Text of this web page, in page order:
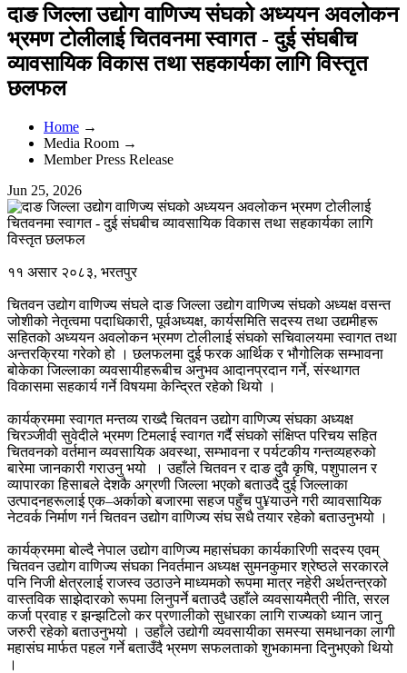
दाङ जिल्ला उद्योग वाणिज्य संघको अध्ययन अवलोकन
भ्रमण टोलीलाई चितवनमा स्वागत - दुई संघबीच
व्यावसायिक विकास तथा सहकार्यका लागि विस्तृत
छलफल
Home →
Media Room →
Member Press Release
Jun 25, 2026
११ असार २०८३, भरतपुर
चितवन उद्योग वाणिज्य संघले दाङ जिल्ला उद्योग वाणिज्य संघको अध्यक्ष वसन्त
जोशीको नेतृत्वमा पदाधिकारी, पूर्वअध्यक्ष, कार्यसमिति सदस्य तथा उद्यमीहरू
सहितको अध्ययन अवलोकन भ्रमण टोलीलाई संघको सचिवालयमा स्वागत तथा
अन्तरक्रिया गरेको हो । छलफलमा दुई फरक आर्थिक र भौगोलिक सम्भावना
बोकेका जिल्लाका व्यवसायीहरूबीच अनुभव आदानप्रदान गर्ने, संस्थागत
विकासमा सहकार्य गर्ने विषयमा केन्द्रित रहेको थियो ।
कार्यक्रममा स्वागत मन्तव्य राख्दै चितवन उद्योग वाणिज्य संघका अध्यक्ष
चिरञ्जीवी सुवेदीले भ्रमण टिमलाई स्वागत गर्दै संघको संक्षिप्त परिचय सहित
चितवनको वर्तमान व्यवसायिक अवस्था, सम्भावना र पर्यटकीय गन्तव्यहरुको
बारेमा जानकारी गराउनु भयो । उहाँले चितवन र दाङ दुवै कृषि, पशुपालन र
व्यापारका हिसाबले देशकै अग्रणी जिल्ला भएको बताउदै दुई जिल्लाका
उत्पादनहरूलाई एक–अर्काको बजारमा सहज पहुँच पु¥याउने गरी व्यावसायिक
नेटवर्क निर्माण गर्न चितवन उद्योग वाणिज्य संघ सधै तयार रहेको बताउनुभयो ।
कार्यक्रममा बोल्दै नेपाल उद्योग वाणिज्य महासंघका कार्यकारिणी सदस्य एवम्
चितवन उद्योग वाणिज्य संघका निवर्तमान अध्यक्ष सुमनकुमार श्रेष्ठले सरकारले
पनि निजी क्षेत्रलाई राजस्व उठाउने माध्यमको रूपमा मात्र नहेरी अर्थतन्त्रको
वास्तविक साझेदारको रूपमा लिनुपर्ने बताउदै उहाँले व्यवसायमैत्री नीति, सरल
कर्जा प्रवाह र झन्झटिलो कर प्रणालीको सुधारका लागि राज्यको ध्यान जानु
जरुरी रहेको बताउनुभयो । उहाँले उद्योगी व्यवसायीका समस्या समधानका लागी
महासंघ मार्फत पहल गर्ने बताउँदै भ्रमण सफलताको शुभकामना दिनुभएको थियो
।